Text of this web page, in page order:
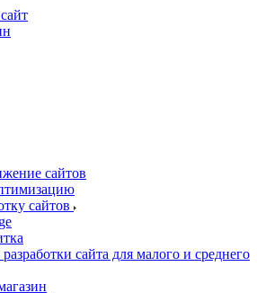
сайтов
сайтов
сайта для малого и среднего